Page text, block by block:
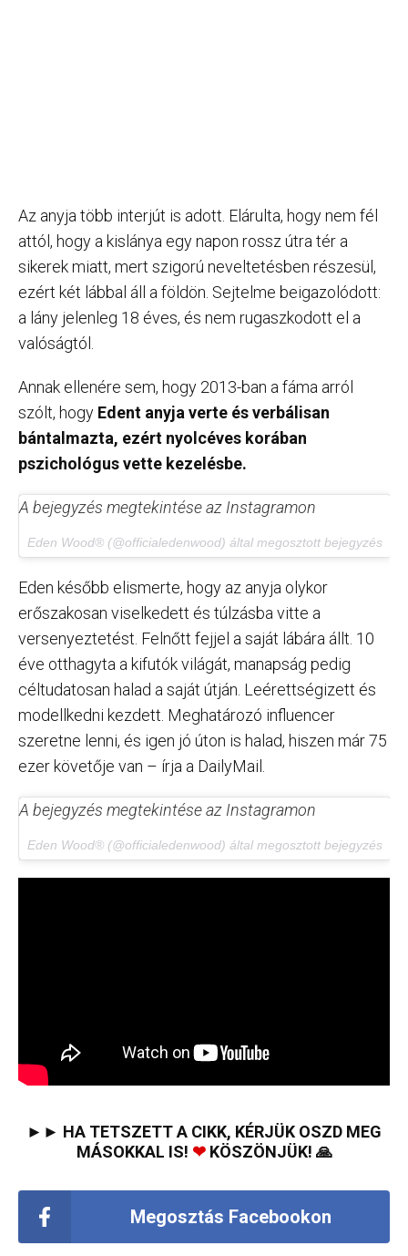
Az anyja több interjút is adott. Elárulta, hogy nem fél
attól, hogy a kislánya egy napon rossz útra tér a
sikerek miatt, mert szigorú neveltetésben részesül,
ezért két lábbal áll a földön. Sejtelme beigazolódott:
a lány jelenleg 18 éves, és nem rugaszkodott el a
valóságtól.
Annak ellenére sem, hogy 2013-ban a fáma arról
szólt, hogy Edent anyja verte ésverbálisan
bántalmazta, ezért nyolcéves korában
pszichológus vette kezelésbe.
A bejegyzés megtekintése az Instagramon
Eden Wood® (@officialedenwood) által megosztott bejegyzés
Eden később elismerte, hogy az anyja olykor
erőszakosan viselkedett és túlzásba vitte a
versenyeztetést. Felnőtt fejjel a saját lábára állt. 10
éve otthagyta a kifutók világát, manapság pedig
céltudatosan halad a saját útján. Leérettségizett és
modellkedni kezdett. Meghatározó influencer
szeretne lenni, és igen jó úton is halad, hiszen már 75
ezer követője van – írja a DailyMail.
A bejegyzés megtekintése az Instagramon
Eden Wood® (@officialedenwood) által megosztott bejegyzés
►► HA TETSZETT A CIKK, KÉRJÜK OSZD MEG
MÁSOKKAL IS! ❤KÖSZÖNJÜK! 🙏
Megosztás Facebookon